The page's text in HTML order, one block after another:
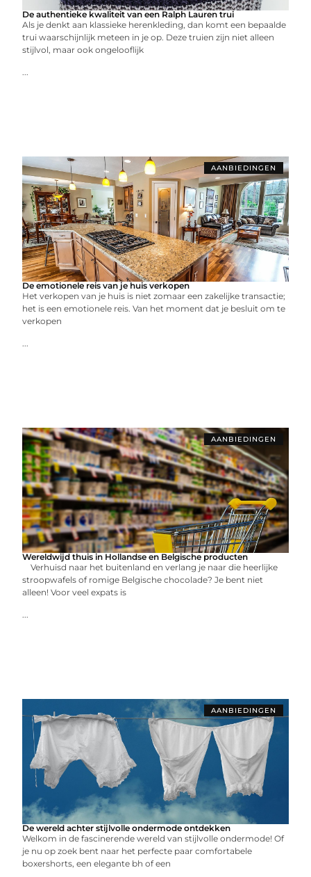
De authentieke kwaliteit van een Ralph Lauren trui
Als je denkt aan klassieke herenkleding, dan komt een bepaalde
trui waarschijnlijk meteen in je op. Deze truien zijn niet alleen
stijlvol, maar ook ongelooflijk
...
AANBIEDINGEN
De emotionele reis van je huis verkopen
Het verkopen van je huis is niet zomaar een zakelijke transactie;
het is een emotionele reis. Van het moment dat je besluit om te
verkopen
...
AANBIEDINGEN
Wereldwijd thuis in Hollandse en Belgische producten
Verhuisd naar het buitenland en verlang je naar die heerlijke
stroopwafels of romige Belgische chocolade? Je bent niet
alleen! Voor veel expats is
...
AANBIEDINGEN
De wereld achter stijlvolle ondermode ontdekken
Welkom in de fascinerende wereld van stijlvolle ondermode! Of
je nu op zoek bent naar het perfecte paar comfortabele
boxershorts, een elegante bh of een